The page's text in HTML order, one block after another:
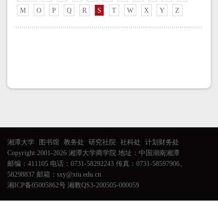
M
O P Q R S T W X Y Z
湘潭大学 图书馆 教务处 研究社院 社科处
计划财务处
Copyright 2001-2026 湘潭大学商学院 地址：中国湖南湘潭
邮编：411105 电话：0731-58292243 传真：0731-58597906、
58298837 邮箱：sxy@xtu.edu.cn
湘ICP备05005862号 湘教QS3-200505-000059